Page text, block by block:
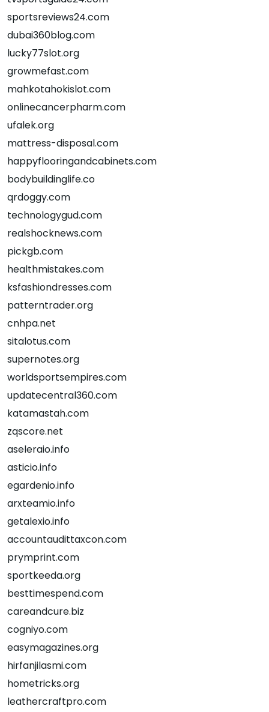
sportsreviews24.com
dubai360blog.com
lucky77slot.org
growmefast.com
mahkotahokislot.com
onlinecancerpharm.com
ufalek.org
mattress-disposal.com
happyflooringandcabinets.com
bodybuildinglife.co
qrdoggy.com
technologygud.com
realshocknews.com
pickgb.com
healthmistakes.com
ksfashiondresses.com
patterntrader.org
cnhpa.net
sitalotus.com
supernotes.org
worldsportsempires.com
updatecentral360.com
katamastah.com
zqscore.net
aseleraio.info
asticio.info
egardenio.info
arxteamio.info
getalexio.info
accountaudittaxcon.com
prymprint.com
sportkeeda.org
besttimespend.com
careandcure.biz
cogniyo.com
easymagazines.org
hirfanjilasmi.com
hometricks.org
leathercraftpro.com